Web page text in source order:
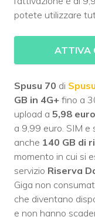
potete utilizzare
ATTIVA
Spusu 70 di Spusu
GB in 4G+ fino a
upload a 5,98
a 9,99 euro. SIM e
anche 140 GB di
momento in cui si
servizio Riserva
Giga non
che diventano
e non hanno